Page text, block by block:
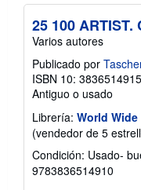
25 100 ARTIST.
Varios autores
Publicado por
ISBN 10: 3836514915
Antiguo o usado
Librería: World
(vendedor de 5
Condición: Usado-
9783836514910